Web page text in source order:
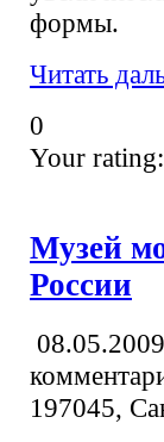
формы.
Читать
0
Your rating:
Музей
России
08.05.2009
197045,